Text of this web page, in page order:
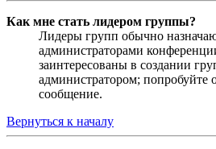
Как мне стать лидером группы?
Лидеры групп обычно
администраторами
заинтересованы в создании
администратором; попробуйте
сообщение.
Вернуться к началу